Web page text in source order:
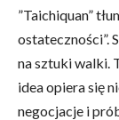
”Taichiquan”
ostateczności”.
na sztuki walki.
idea opiera się
negocjacje i